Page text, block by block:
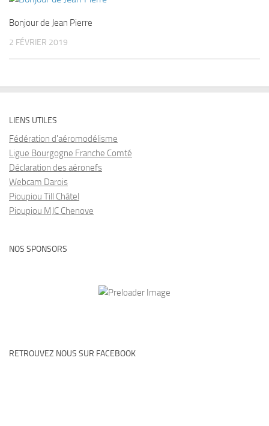
Bonjour de Jean Pierre
2 FÉVRIER 2019
LIENS UTILES
Fédération d'aéromodélisme
Ligue Bourgogne Franche Comté
Déclaration des aéronefs
Webcam Darois
Pioupiou Till Châtel
Pioupiou MJC Chenove
NOS SPONSORS
RETROUVEZ NOUS SUR FACEBOOK